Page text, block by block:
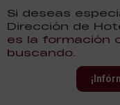
Si deseas
Dirección de
es la formación
buscando.